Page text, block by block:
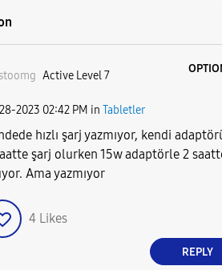
Active Level 7
2023 02:42 PM in Tabletler
hızlı şarj yazmıyor, kendi
şarj olurken 15w adaptörle 2
Ama yazmıyor
4 Likes
REPLY